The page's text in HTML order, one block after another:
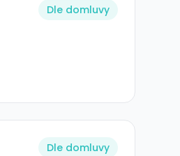
Dle domluvy
Dle domluvy